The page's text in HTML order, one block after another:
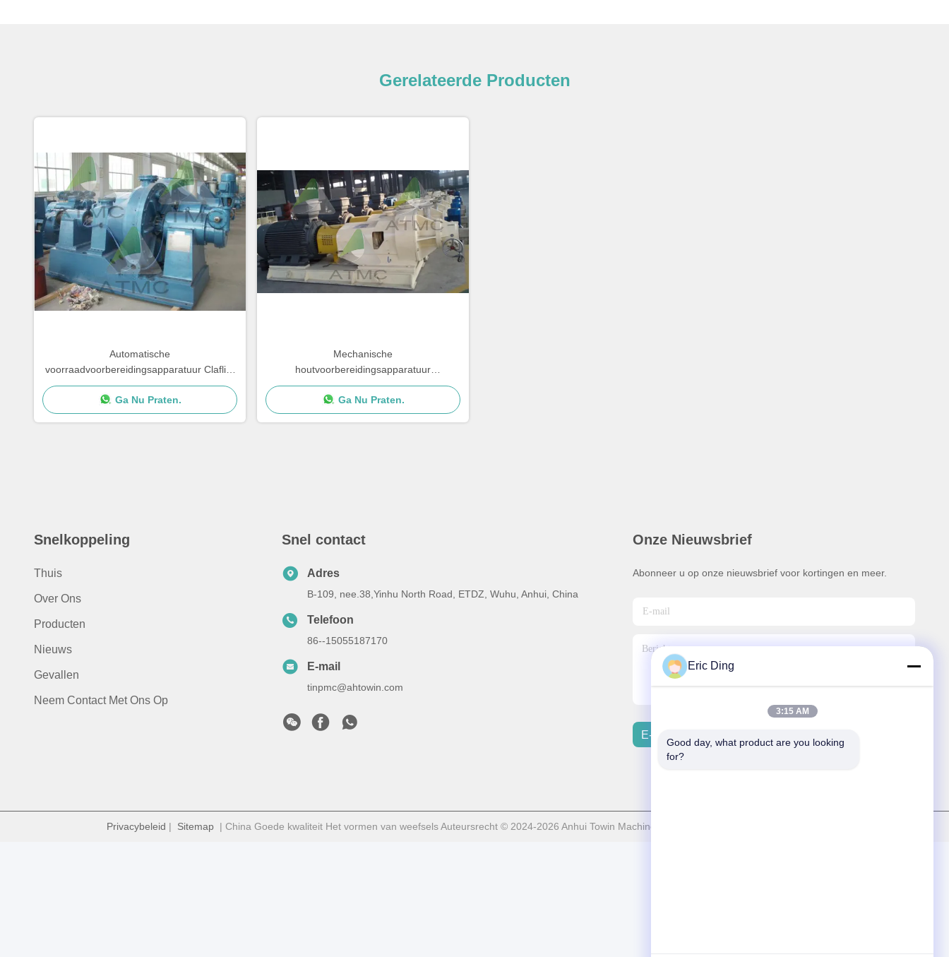
Gerelateerde Producten
Automatische
voorraadvoorbereidingsapparatuur Claflin-
raffinaderij voor katoenen linnen
Ga Nu Praten.
Mechanische
houtvoorbereidingsapparatuur
Automatische dubbele schijf raffinaderij
Ga Nu Praten.
Snelkoppeling
Thuis
Over Ons
Producten
Nieuws
Gevallen
Neem Contact Met Ons Op
Snel contact
Adres
B-109, nee.38,Yinhu North Road, ETDZ, Wuhu, Anhui, China
Telefoon
86--15055187170
E-mail
tinpmc@ahtowin.com
Onze Nieuwsbrief
Abonneer u op onze nieuwsbrief voor kortingen en meer.
E-Mail Verzenden
Privacybeleid | Sitemap | China Goede kwaliteit Het vormen van weefsels Auteursrecht © 2024-2026 Anhui Towin Machinery Co., Ltd. . Alle rechten voorbehoudena.
Eric Ding
3:15 AM
Good day, what product are you looking
for?